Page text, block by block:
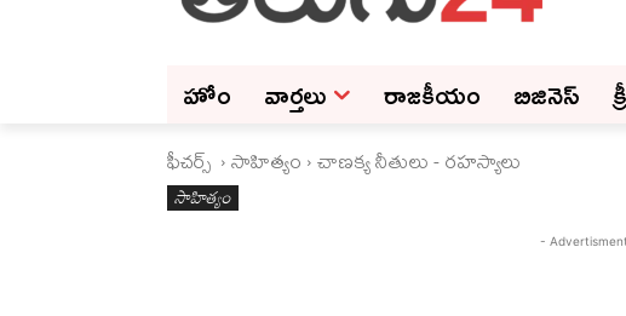
హోం వార్తలు రాజకీయం బిజినెస్‌
ఫీచ‌ర్స్ ‌ సాహిత్యం చాణక్య నీతులు - రహస్యాలు
సాహిత్యం
-